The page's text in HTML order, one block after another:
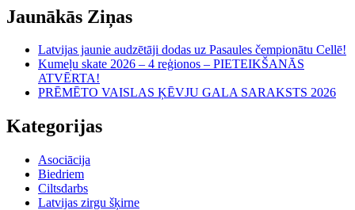
Jaunākās Ziņas
Latvijas jaunie audzētāji dodas uz Pasaules čempionātu Cellē!
Kumeļu skate 2026 – 4 reģionos – PIETEIKŠANĀS
ATVĒRTA!
PRĒMĒTO VAISLAS ĶĒVJU GALA SARAKSTS 2026
Kategorijas
Asociācija
Biedriem
Ciltsdarbs
Latvijas zirgu šķirne